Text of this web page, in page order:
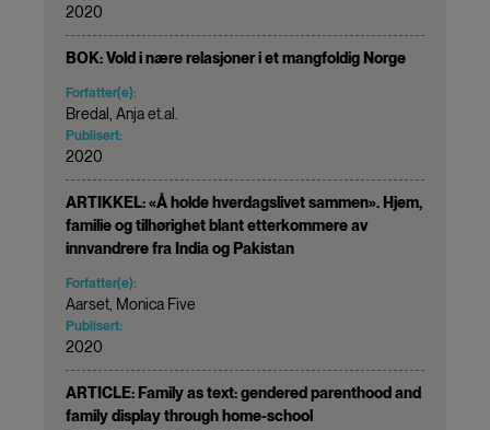
2020
BOK: Vold i nære relasjoner i et mangfoldig Norge
Forfatter(e):
Bredal, Anja et.al.
Publisert:
2020
ARTIKKEL: «Å holde hverdagslivet sammen». Hjem,
familie og tilhørighet blant etterkommere av
innvandrere fra India og Pakistan
Forfatter(e):
Aarset, Monica Five
Publisert:
2020
ARTICLE: Family as text: gendered parenthood and
family display through home-school